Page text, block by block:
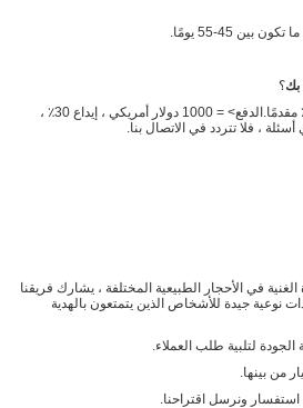
45-55 يومًا.
؟
الدفع <= 1000 دولار أمريكي 100٪ مقدمًا.الدفع> = 1000 دولار أمريكي ، إيداع 30٪ ،
، فلا تتردد في الاتصال بنا.
من الخبرة الغنية في الأحجار الطبيعية المختلفة ، يشارك فريقنا
نوعية جيدة للأشخاص الذين يتمتعون بالهدية